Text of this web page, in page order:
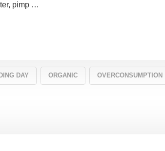
pimp …
DAY ORGANIC OVERCONSUMPTION